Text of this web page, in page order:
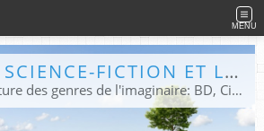
MENU
SITE SUR LA SCIENCE-FICTION ET LE FANTASTIQUE
Site sur toute la culture des genres de l'imaginaire: BD, Cinéma, Livre, Jeux, Théâtre. Présent dans les principaux festivals de film fantastique e de science-fiction, salons et conventions.